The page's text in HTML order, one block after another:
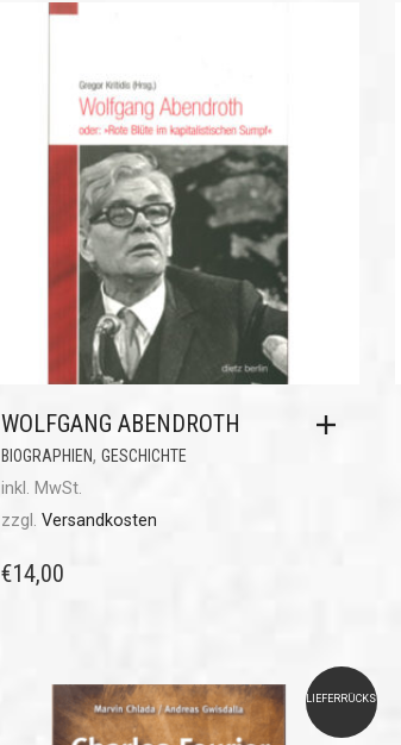
WOLFGANG ABENDROTH
BIOGRAPHIEN, GESCHICHTE
inkl. MwSt.
zzgl. Versandkosten
€14,00
LIEFERRÜCKSTAND